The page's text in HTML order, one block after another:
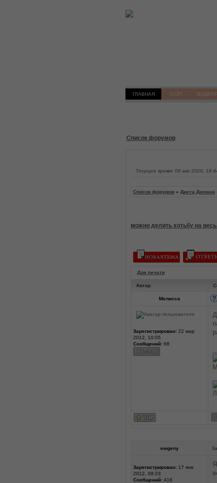
ГЛАВНАЯ САЙТ
Список форумов
Текущее время: 08 авг 2026,
Список форумов» Диета Дюкана
можно делить хотьбу на
Для печати
Автор
Мелисса
Зарегистрирован:22 мар
2012, 10:05
Сообщений:68
ewgeny
Зарегистрирован:17 янв
2012, 09:23
Сообщений:416